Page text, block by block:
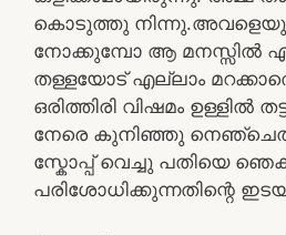
കൊടുത്തു
നോക്കുമ്പോ ആ മനസ്സിൽ
തള്ളയോട് എല്ലാം
ഒരിത്തിരി വിഷമം ഉള്ളിൽ
നേരെ കുനിഞ്ഞു
സ്കോപ്പ് വെച്ചു പതിയെ
പരിശോധിക്കുന്നതിന്റെ